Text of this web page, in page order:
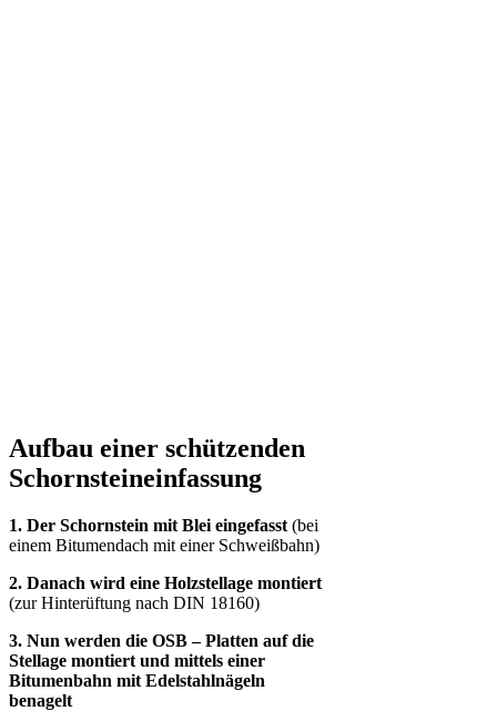
Aufbau einer schützenden
Schornsteineinfassung
1. Der Schornstein mit Blei eingefasst (bei
einem Bitumendach mit einer Schweißbahn)
2. Danach wird eine Holzstellage montiert
(zur Hinterüftung nach DIN 18160)
3. Nun werden die OSB – Platten auf die
Stellage montiert und mittels einer
Bitumenbahn mit Edelstahlnägeln
benagelt